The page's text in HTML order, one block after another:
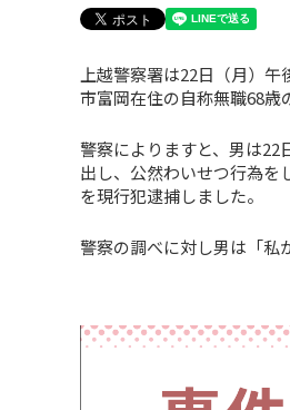
上越警察署は22日（月）午
市富岡在住の自称無職68歳
警察によりますと、男は22
出し、公然わいせつ行為を
を現行犯逮捕しました。
警察の調べに対し男は「私